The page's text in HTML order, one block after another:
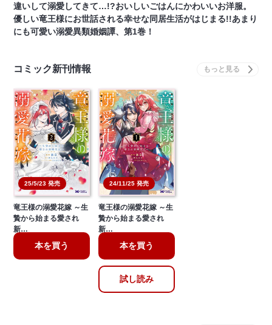
違いして溺愛してきて…!?おいしいごはんにかわいいお洋服。
優しい竜王様にお世話される幸せな同居生活がはじまる!!あまり
にも可愛い溺愛異類婚姻譚、第1巻！
コミック新刊情報
25/5/23 発売
竜王様の溺愛花嫁 ～生
贄から始まる愛され
新…
本を買う
24/11/25 発売
竜王様の溺愛花嫁 ～生
贄から始まる愛され
新…
本を買う
試し読み